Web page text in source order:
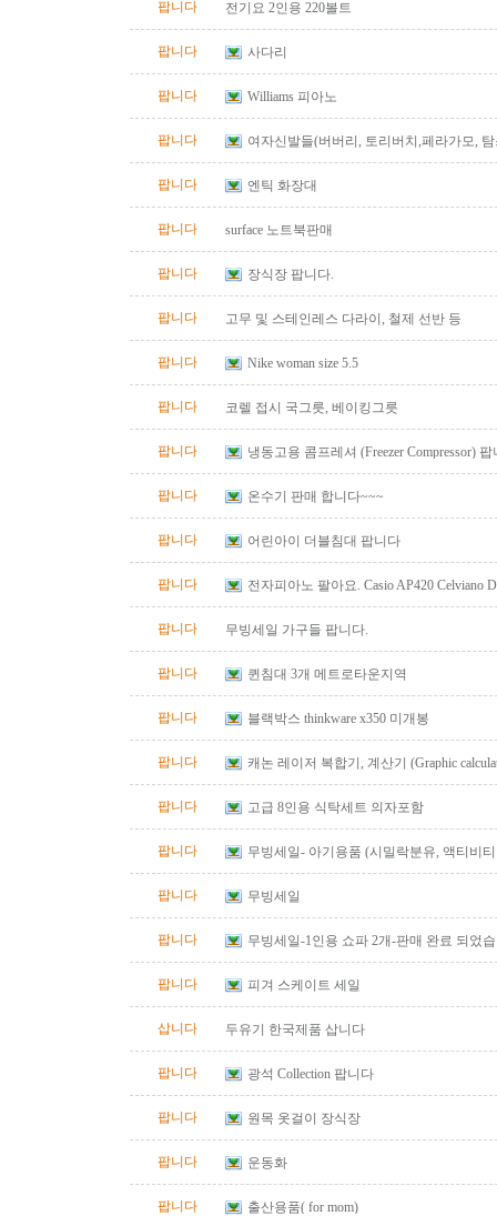
팝니다 전기요 2인용 220볼트
팝니다 사다리
팝니다 Williams 피아노
팝니다 여자신발들(버버리, 토리버치,페라가모,
팝니다 엔틱 화장대
팝니다 surface 노트북판매
팝니다 장식장 팝니다.
팝니다 고무 및 스테인레스 다라이, 철제 선반 등
팝니다 Nike woman size 5.5
팝니다 코렐 접시 국그릇, 베이킹그릇
팝니다 냉동고용 콤프레셔 (Freezer Compressor) 팝
팝니다 온수기 판매 합니다~~~
팝니다 어린아이 더블침대 팝니다
팝니다
전자피아노 팔아요. Casio AP420 Celviano
팝니다
무빙세일 가구들 팝니다.
팝니다 퀸침대 3개 메트로타운지역
팝니다 블랙박스 thinkware x350 미개봉
팝니다
캐논 레이저 복합기, 계산기 (Graphic
팝니다
고급 8인용 식탁세트 의자포함
팝니다
무빙세일- 아기용품 (시밀락분유, 액티비
팝니다
무빙세일
팝니다 무빙세일-1인용 쇼파 2개-판매 완료 되었
팝니다 피겨 스케이트 세일
삽니다 두유기 한국제품 삽니다
팝니다 광석 Collection 팝니다
팝니다 원목 옷걸이 장식장
팝니다 운동화
팝니다 출산용품( for mom)